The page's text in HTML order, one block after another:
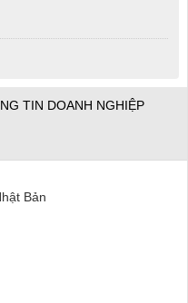
TIN DOANH NGHIỆP
Bản